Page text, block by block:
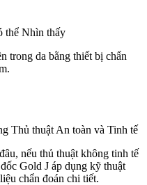
thể Nhìn thấy
trong da bằng thiết bị chẩn
Thủ thuật An toàn và Tinh tế
nếu thủ thuật không tinh tế
Gold J áp dụng kỹ thuật
chẩn đoán chi tiết.